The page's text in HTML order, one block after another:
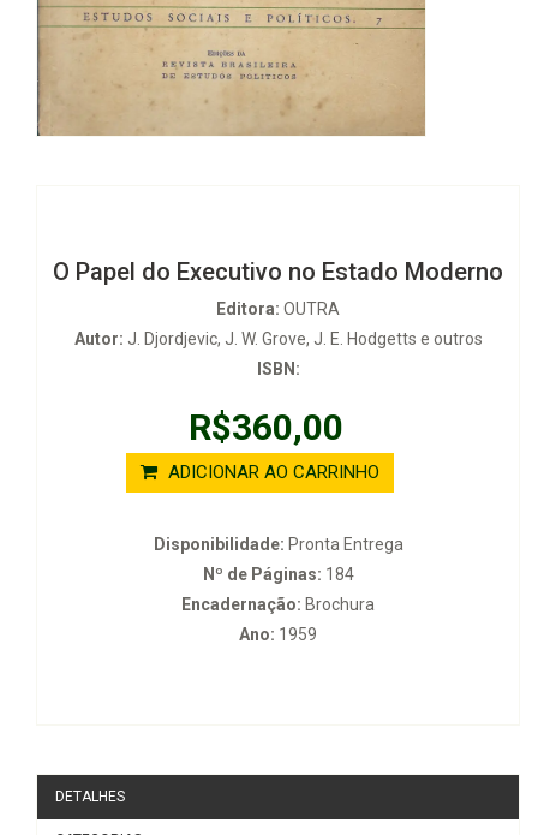
O Papel do Executivo no Estado Moderno
Editora: OUTRA
Autor: J. Djordjevic, J. W. Grove, J. E. Hodgetts e outros
ISBN:
R$360,00
ADICIONAR AO CARRINHO
Disponibilidade: Pronta Entrega
Nº de Páginas: 184
Encadernação: Brochura
Ano: 1959
DETALHES